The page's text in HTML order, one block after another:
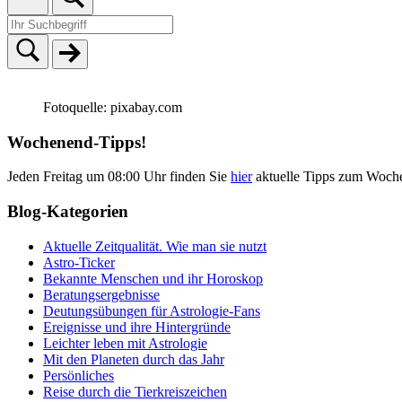
Fotoquelle: pixabay.com
Wochenend-Tipps!
Jeden Freitag um 08:00 Uhr finden Sie hieraktuelle Tipps zum
Blog-Kategorien
Aktuelle Zeitqualität. Wie man sie nutzt
Astro-Ticker
Bekannte Menschen und ihr Horoskop
Beratungsergebnisse
Deutungsübungen für Astrologie-Fans
Ereignisse und ihre Hintergründe
Leichter leben mit Astrologie
Mit den Planeten durch das Jahr
Persönliches
Reise durch die Tierkreiszeichen